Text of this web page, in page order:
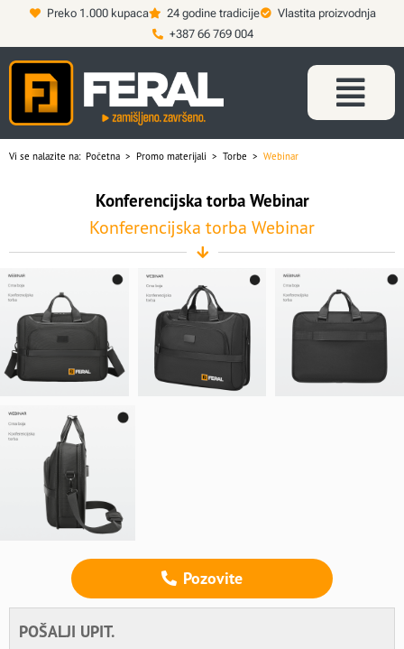
Preko 1.000 kupaca 24 godine tradicije
Vlastita proizvodnja
+387 66 769 004
Vi se nalazite na: Početna > Promo materijali > Torbe > Webinar
Konferencijska torba Webinar
Konferencijska torba Webinar
Pozovite
POŠALJI UPIT.